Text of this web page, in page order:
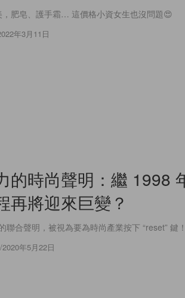
，肥皂、護手霜… 這價格小資女生也沒問題😍
年3月11日
的時尚聲明：繼 1998
再將迎來巨變？
聯合聲明，被視為要為時尚產業按下 “reset” 鍵！
/2020年5月22日